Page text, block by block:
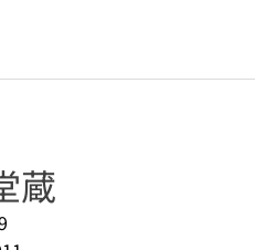
蔵